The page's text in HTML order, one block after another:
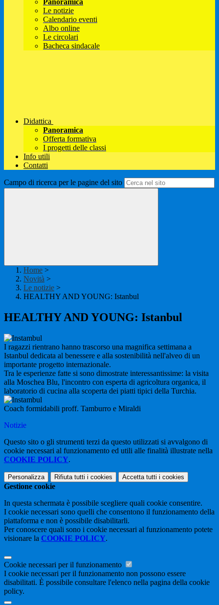
Panoramica
Le notizie
Calendario eventi
Albo online
Le circolari
Bacheca sindacale
Didattica
Panoramica
Offerta formativa
I progetti delle classi
Info utili
Contatti
Campo di ricerca per le pagine del sito
Home >
Novità >
Le notizie >
HEALTHY AND YOUNG: Istanbul
HEALTHY AND YOUNG: Istanbul
I ragazzi rientrano hanno trascorso una magnifica settimana a
Istanbul dedicata al benessere e alla sostenibilità nell'alveo di un
importante progetto internazionale.
Tra le esperienze fatte si sono dimostrate interessantissime: la visita
alla Moschea Blu, l'incontro con esperta di agricoltura organica, il
laboratorio di cucina alla scoperta dei piatti tipici della Turchia.
Coach formidabili proff. Tamburro e Miraldi
Notizie
Questo sito o gli strumenti terzi da questo utilizzati si avvalgono di
cookie necessari al funzionamento ed utili alle finalità illustrate nella
COOKIE POLICY.
Personalizza Rifiuta tutti i cookies Accetta tutti i cookies
Gestione cookie
In questa schermata è possibile scegliere quali cookie consentire.
I cookie necessari sono quelli che consentono il funzionamento della
piattaforma e non è possibile disabilitarli.
Per conoscere quali sono i cookie necessari al funzionamento potete
visionare la COOKIE POLICY.
Cookie necessari per il funzionamento
I cookie necessari per il funzionamento non possono essere
disabilitati. È possibile consultare l'elenco nella pagina della cookie
policy.